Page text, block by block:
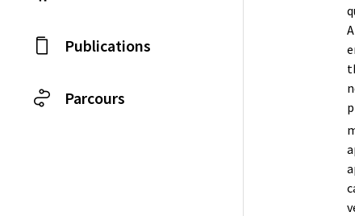
Publications
Parcours